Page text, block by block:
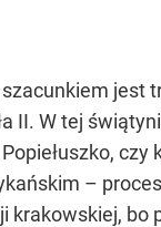
jest
II. W tej
czy
–
krakowskiej, bo